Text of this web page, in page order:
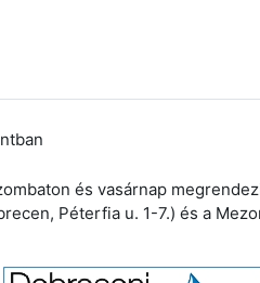
és vasárnap
Péterfia u. 1-7.) és a